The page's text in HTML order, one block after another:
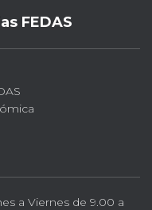
FEDAS
a Viernes de 9.00 a